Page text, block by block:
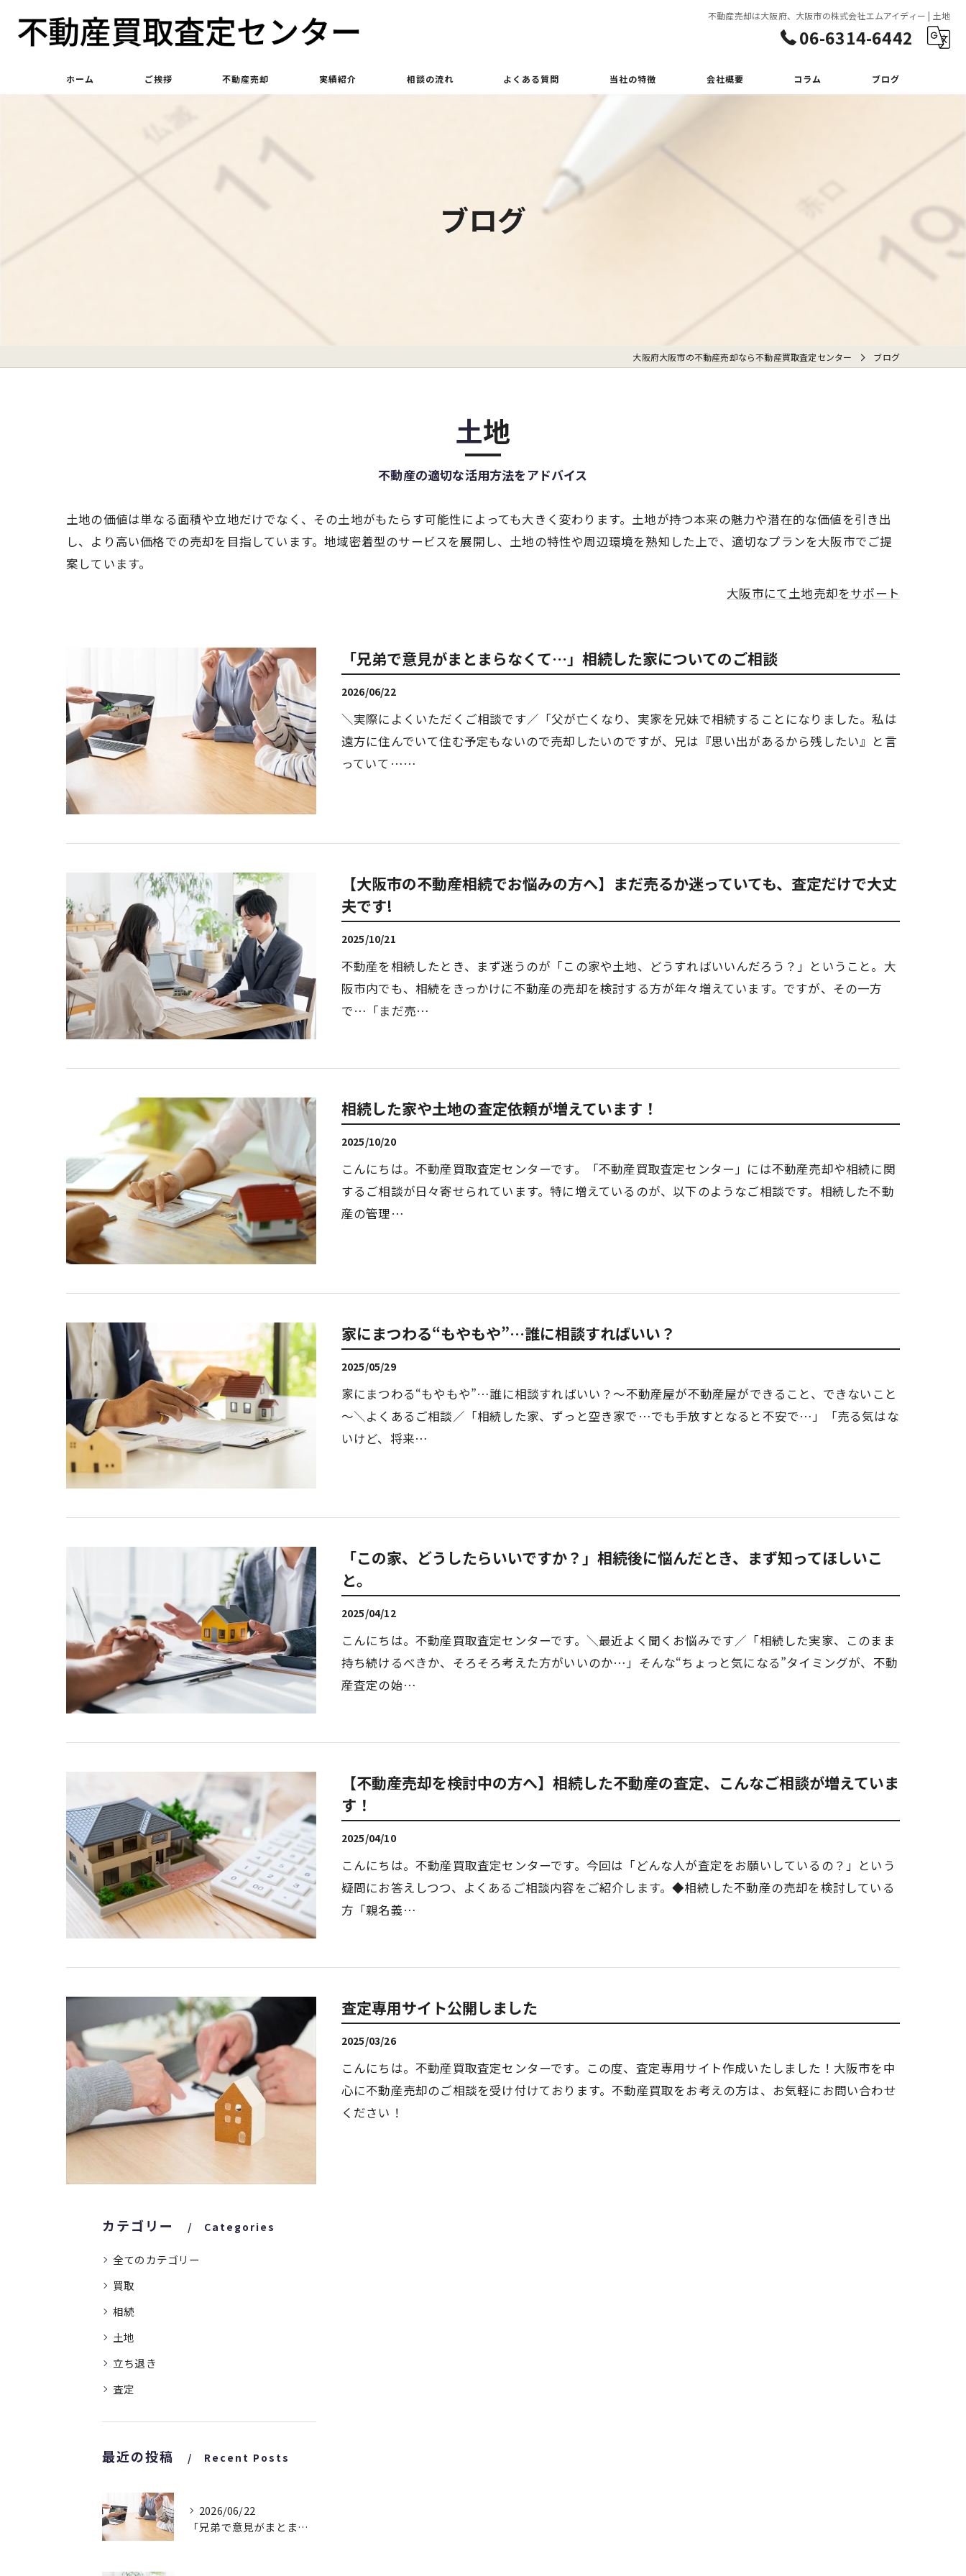
不動産売却は大阪府、大阪市の株式会社エムアイディー | 土地
06-6314-6442
ホーム ご挨拶 不動産売却 実績紹介 相談の流れ よくある質問 当社の特徴
相続
会社概要 コラム ブログ
ブログ
大阪府大阪市の不動産売却なら不動産買取査定センター ブログ
土地
不動産の適切な活用方法をアドバイス
土地の価値は単なる面積や立地だけでなく、その土地がもたらす可能性によっても大きく変わります。土地が持つ本来の魅力や潜在的な価値を引き出
し、より高い価格での売却を目指しています。地域密着型のサービスを展開し、土地の特性や周辺環境を熟知した上で、適切なプランを大阪市でご提
案しています。
大阪市にて土地売却をサポート
「兄弟で意見がまとまらなくて…」相続した家についてのご相談
2026/06/22
＼実際によくいただくご相談です／「父が亡くなり、実家を兄妹で相続することになりました。私は
遠方に住んでいて住む予定もないので売却したいのですが、兄は『思い出があるから残したい』と言
っていて……
【大阪市の不動産相続でお悩みの方へ】まだ売るか迷っていても、査定だけで大丈
夫です!
2025/10/21
不動産を相続したとき、まず迷うのが「この家や土地、どうすればいいんだろう？」ということ。大
阪市内でも、相続をきっかけに不動産の売却を検討する方が年々増えています。ですが、その一方
で…「まだ売…
相続した家や土地の査定依頼が増えています！
2025/10/20
こんにちは。不動産買取査定センターです。「不動産買取査定センター」には不動産売却や相続に関
するご相談が日々寄せられています。特に増えているのが、以下のようなご相談です。相続した不動
産の管理…
家にまつわる“もやもや”…誰に相談すればいい？
2025/05/29
家にまつわる“もやもや”…誰に相談すればいい？～不動産屋が不動産屋ができること、できないこと
～＼よくあるご相談／「相続した家、ずっと空き家で…でも手放すとなると不安で…」「売る気はな
いけど、将来…
「この家、どうしたらいいですか？」相続後に悩んだとき、まず知ってほしいこ
と。
2025/04/12
こんにちは。不動産買取査定センターです。＼最近よく聞くお悩みです／「相続した実家、このまま
持ち続けるべきか、そろそろ考えた方がいいのか…」そんな“ちょっと気になる”タイミングが、不動
産査定の始…
【不動産売却を検討中の方へ】相続した不動産の査定、こんなご相談が増えていま
す！
2025/04/10
こんにちは。不動産買取査定センターです。今回は「どんな人が査定をお願いしているの？」という
疑問にお答えしつつ、よくあるご相談内容をご紹介します。◆相続した不動産の売却を検討している
方「親名義…
査定専用サイト公開しました
2025/03/26
こんにちは。不動産買取査定センターです。この度、査定専用サイト作成いたしました！大阪市を中
心に不動産売却のご相談を受け付けております。不動産買取をお考えの方は、お気軽にお問い合わせ
ください！
カテゴリー Categories
全てのカテゴリー
買取
相続
土地
立ち退き
査定
最近の投稿 Recent Posts
2026/06/22
「兄弟で意見がまとまらなくて…」相続した家についてのご相談